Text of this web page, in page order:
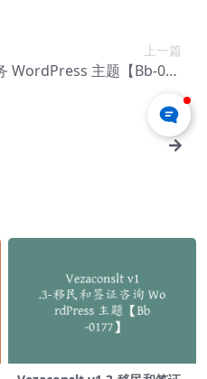
上一篇
WordPress 主题【Bb-003